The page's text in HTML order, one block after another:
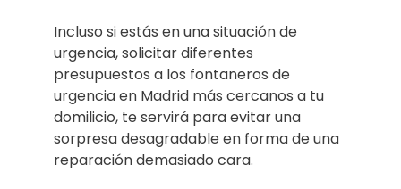
Incluso si estás en una situación de
urgencia, solicitar diferentes
presupuestos a los fontaneros de
urgencia en Madrid más cercanos a tu
domilicio, te servirá para evitar una
sorpresa desagradable en forma de una
reparación demasiado cara.